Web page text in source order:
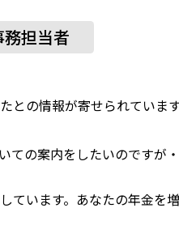
務担当者
の情報が寄せられています
ての案内をしたいのですが・
ています。あなたの年金